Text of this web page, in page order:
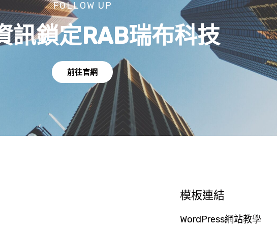
FOLLOW UP
訊鎖定RAB瑞布科技
前往官網
模板連結
WordPress網站教學